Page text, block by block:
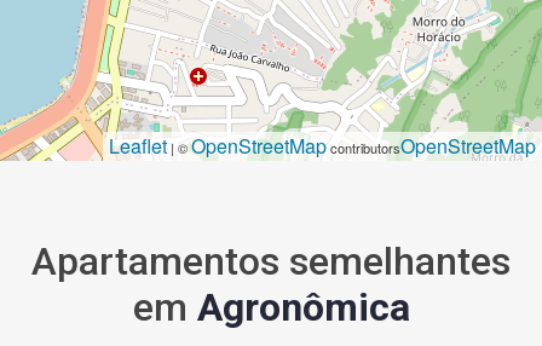
Leaflet| ©OpenStreetMapcontributorsOpenStreetMap
Apartamentos semelhantes
em Agronômica